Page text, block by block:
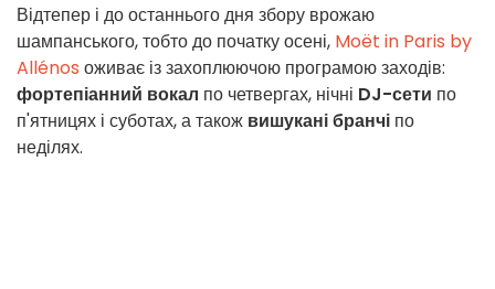
Відтепер і до останнього дня збору врожаю
шампанського, тобто до початку осені, Moët in Paris by
Allénos оживає із захоплюючою програмою заходів:
фортепіанний вокал по четвергах, нічні DJ-сети по
п'ятницях і суботах, а також вишукані бранчі по
неділях.